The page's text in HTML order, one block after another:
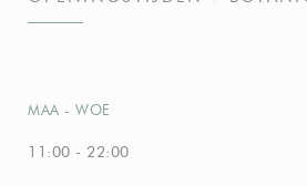
MAA - WOE
11:00 - 22:00